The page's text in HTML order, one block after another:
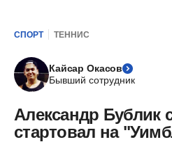
СПОРТ ТЕННИС
Кайсар Окасов
Бывший сотрудник
Александр Бублик
стартовал на